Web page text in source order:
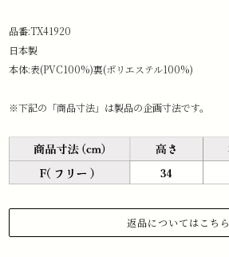
品番:TX41920
日本製
本体:表(PVC100%)裏(ポリエステル100%)
※下記の「商品寸法」は製品の企画寸法です。
返品についてはこちら